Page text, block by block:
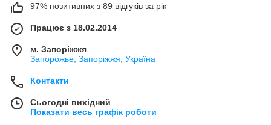
97% позитивних з 89 відгуків за рік
Працює з 18.02.2014
м. Запоріжжя
Запорожье, Запоріжжя, Україна
Контакти
Сьогодні вихідний
Показати весь графік роботи